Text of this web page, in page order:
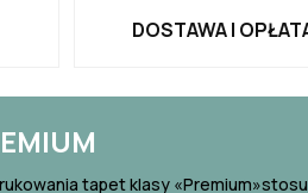
DOSTAWA I
tapet klasy